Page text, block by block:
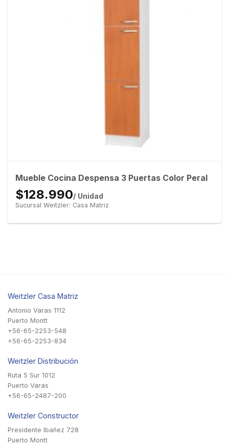
Mueble Cocina Despensa 3 Puertas Color Peral
$128.990/ Unidad
Sucursal Weitzler: Casa Matriz
Weitzler Casa Matriz
Antonio Varas 1112
Puerto Montt
+56-65-2253-548
+56-65-2253-834
Weitzler Distribución
Ruta 5 Sur 1012
Puerto Varas
+56-65-2487-200
Weitzler Constructor
Presidente Ibañez 728
Puerto Montt